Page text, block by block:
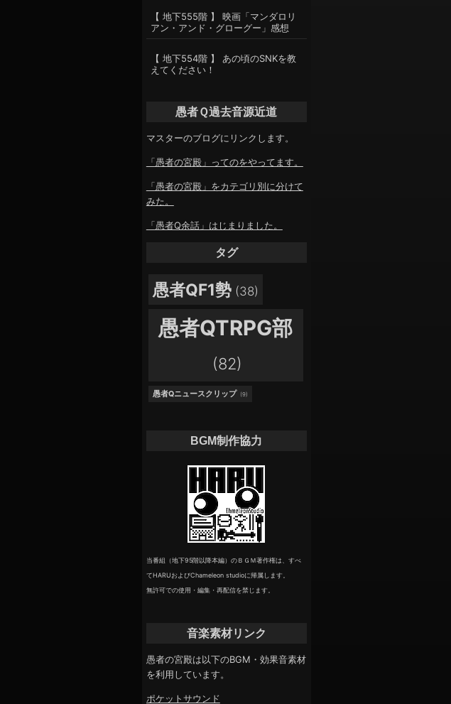
【 地下555階 】 映画「マンダロリ
アン・アンド・グローグー」感想
【 地下554階 】 あの頃のSNKを教
えてください！
愚者Ｑ過去音源近道
マスターのブログにリンクします。
「愚者の宮殿」ってのをやってます。
「愚者の宮殿」をカテゴリ別に分けて
みた。
「愚者Q余話」はじまりました。
タグ
愚者QF1勢 (38)
愚者QTRPG部
(82)
愚者Qニュースクリップ (9)
BGM制作協力
当番組（地下95階以降本編）のＢＧＭ著作権は、すべ
てHARUおよびChameleon studioに帰属します。
無許可での使用・編集・再配信を禁じます。
音楽素材リンク
愚者の宮殿は以下のBGM・効果音素材
を利用しています。
ポケットサウンド